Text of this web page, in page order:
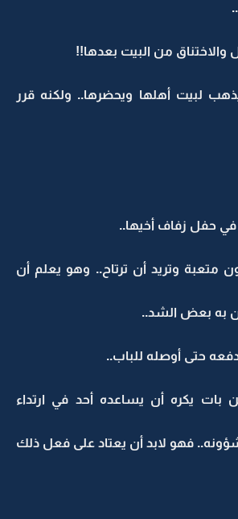
من البيت بعدها!!
لبيت أهلها ويحضرها.. ولكنه قرر
في حفل زفاف أخيها..
متعبة وتريد أن ترتاح.. وهو يعلم أن
به بعض الشد..
حتى أوصله للباب..
بات يكره أن يساعده أحد في ارتداء
فهو لابد أن يعتاد على فعل ذلك